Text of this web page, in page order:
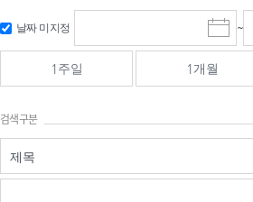
날짜 미지정
시
작
일
선
~
1주일 1개월
검색구분
제목